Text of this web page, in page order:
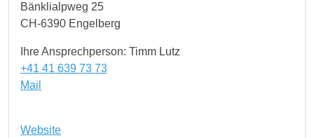
Bänklialpweg 25
CH-6390 Engelberg
Ihre Ansprechperson: Timm Lutz
+41 41 639 73 73
Mail
Website